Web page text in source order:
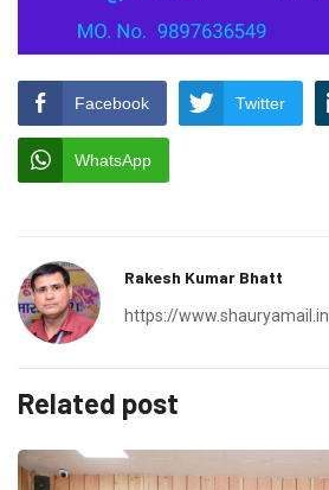
Facebook Twitter
WhatsApp
Rakesh Kumar Bhatt
https://www.shauryamail.in
Related post